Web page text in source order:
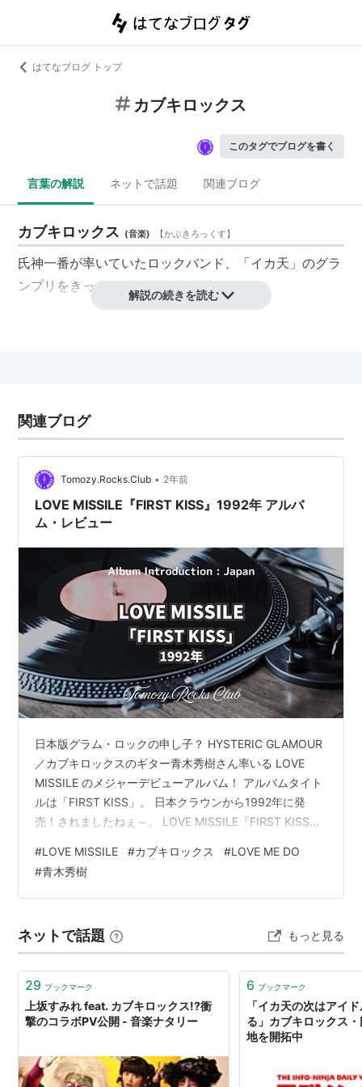
はてなブログ トップ
カブキロックス
このタグでブログを書く
言葉の解説 ネットで話題 関連ブログ
カブキロックス (音楽) 【かぶきろっくす】
氏神一番が率いていたロックバンド、「イカ天」のグラ
ンプリをきっかけにルジャーデビュー。
解説の続きを読む
関連ブログ
Tomozy.Rocks.Club • 2年前
LOVE MISSILE『FIRST KISS』1992年 アルバ
ム・レビュー
日本版グラム・ロックの申し子？ HYSTERIC GLAMOUR
／カブキロックスのギター青木秀樹さん率いる LOVE
MISSILE のメジャーデビューアルバム！ アルバムタイト
ルは「FIRST KISS」。 日本クラウンから1992年に発
売！されましたねぇ～。 LOVE MISSILE『FIRST KISS』
クバンドに興味がある方 歌謡曲？、グループサウン
ズ！？ って思うバンドの楽曲を味わいたい方 今も昔もグ
ラムロック一筋！ 青木秀樹って誰？と思った方 カブキロ
GLAMOUR…
#LOVE MISSILE #カブキロックス #LOVE ME DO
#青木秀樹
ネットで話題 もっと見る
29 ブックマーク
上坂すみれ feat. カブキロックス!?衝
撃のコラボPV公開 - 音楽ナタリー
6 ブックマーク
「イカ天の次はアイ
る」カブキロックス
地を開拓中